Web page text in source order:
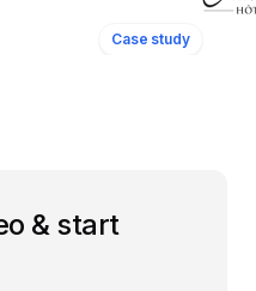
Case study
& start